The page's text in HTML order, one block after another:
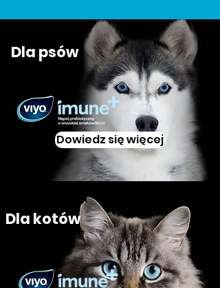
Dowiedz się więcej
Dla psów
Dla kotów